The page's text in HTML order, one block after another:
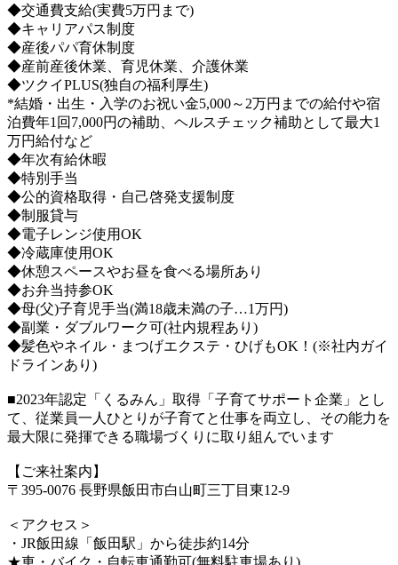
◆交通費支給(実費5万円まで)
◆キャリアパス制度
◆産後パパ育休制度
◆産前産後休業、育児休業、介護休業
◆ツクイPLUS(独自の福利厚生)
*結婚・出生・入学のお祝い金5,000～2万円までの給付や宿
泊費年1回7,000円の補助、ヘルスチェック補助として最大1
万円給付など
◆年次有給休暇
◆特別手当
◆公的資格取得・自己啓発支援制度
◆制服貸与
◆電子レンジ使用OK
◆冷蔵庫使用OK
◆休憩スペースやお昼を食べる場所あり
◆お弁当持参OK
◆母(父)子育児手当(満18歳未満の子…1万円)
◆副業・ダブルワーク可(社内規程あり)
◆髪色やネイル・まつげエクステ・ひげもOK！(※社内ガイ
ドラインあり)
■2023年認定「くるみん」取得「子育てサポート企業」とし
て、従業員一人ひとりが子育てと仕事を両立し、その能力を
最大限に発揮できる職場づくりに取り組んでいます
【ご来社案内】
〒395-0076 長野県飯田市白山町三丁目東12-9
＜アクセス＞
・JR飯田線「飯田駅」から徒歩約14分
★車・バイク・自転車通勤可(無料駐車場あり)